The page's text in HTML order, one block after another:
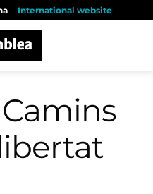
International website